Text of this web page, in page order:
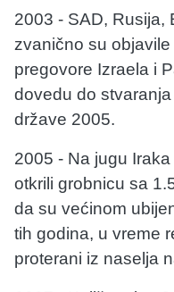
2003 - SAD, Rusija,
zvanično su
pregovore Izraela i
dovedu do
države 2005.
2005 - Na jugu
otkrili grobnicu sa
da su većinom
tih godina, u vreme
proterani iz naselja